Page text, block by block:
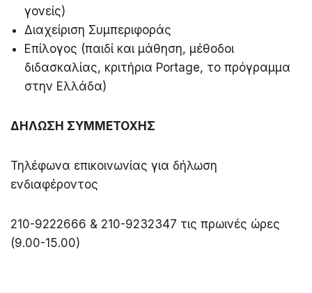
γονείς)
Διαχείριση Συμπεριφοράς
Επίλογος (παιδί και μάθηση, μέθοδοι
διδασκαλίας, κριτήρια Portage, το πρόγραμμα
στην Ελλάδα)
ΔΗΛΩΣΗ ΣΥΜΜΕΤΟΧΗΣ
Τηλέφωνα επικοινωνίας για δήλωση
ενδιαφέροντος
210-9222666 & 210-9232347 τις πρωινές ώρες
(9.00-15.00)